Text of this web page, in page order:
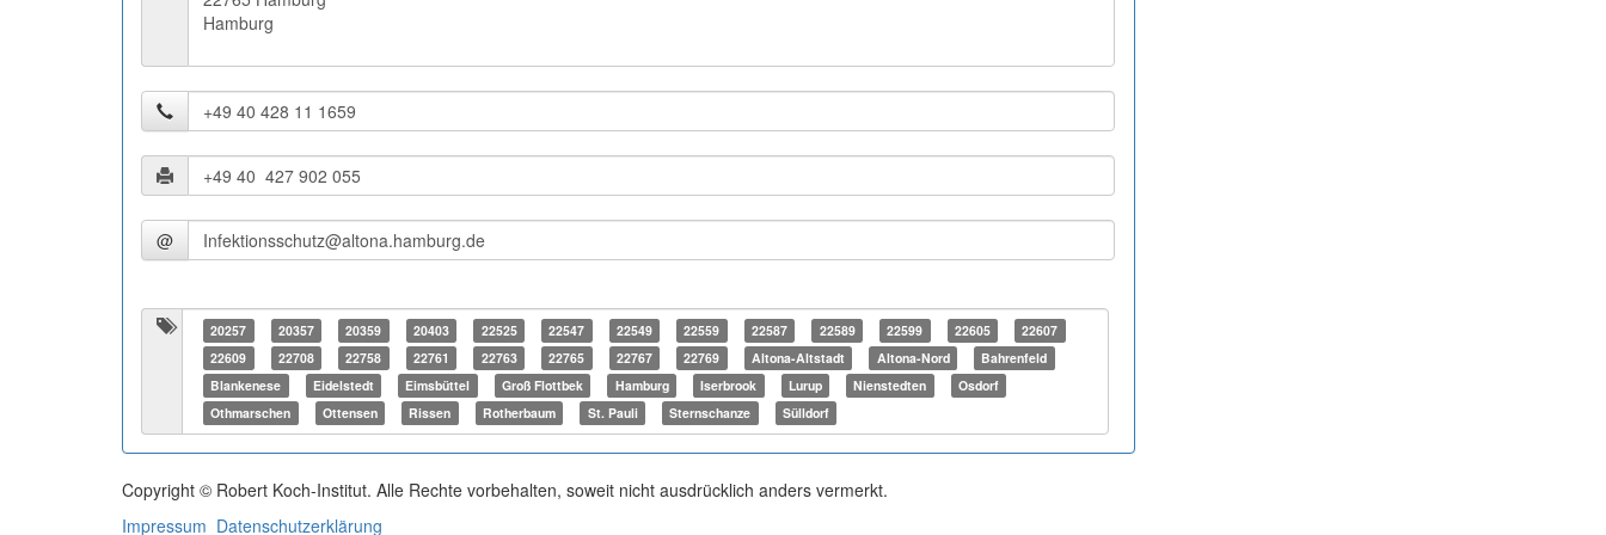
Hamburg
@
20257 20357 20359 20403 22525 22547 22549 22559 22587 22589 22599 22605
22607
22609
22708 22758 22761 22763 22765 22767 22769 Altona-Altstadt Altona-Nord
Bahrenfeld
Blankenese
Eidelstedt Eimsbüttel Groß Flottbek Hamburg Iserbrook Lurup Nienstedten
Osdorf
Othmarschen
Ottensen Rissen Rotherbaum St. Pauli Sternschanze Sülldorf
Copyright © Robert Koch-Institut. Alle Rechte vorbehalten, soweit nicht ausdrücklich anders vermerkt.
Impressum Datenschutzerklärung